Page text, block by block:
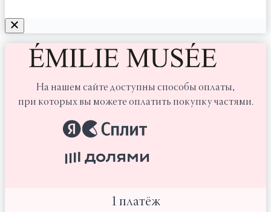
На нашем сайте доступны способы оплаты,
при которых вы можете оплатить покупку частями.
1 платёж